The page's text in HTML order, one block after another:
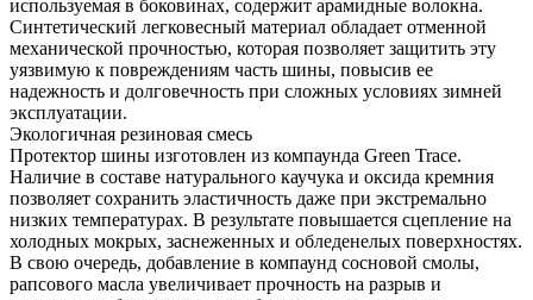
используемая в боковинах, содержит арамидные волокна.
Синтетический легковесный материал обладает отменной
механической прочностью, которая позволяет защитить эту
уязвимую к повреждениям часть шины, повысив ее
надежность и долговечность при сложных условиях зимней
эксплуатации.
Экологичная резиновая смесь
Протектор шины изготовлен из компаунда Green Trace.
Наличие в составе натурального каучука и оксида кремния
позволяет сохранить эластичность даже при экстремально
низких температурах. В результате повышается сцепление на
холодных мокрых, заснеженных и обледенелых поверхностях.
В свою очередь, добавление в компаунд сосновой смолы,
рапсового масла увеличивает прочность на разрыв и